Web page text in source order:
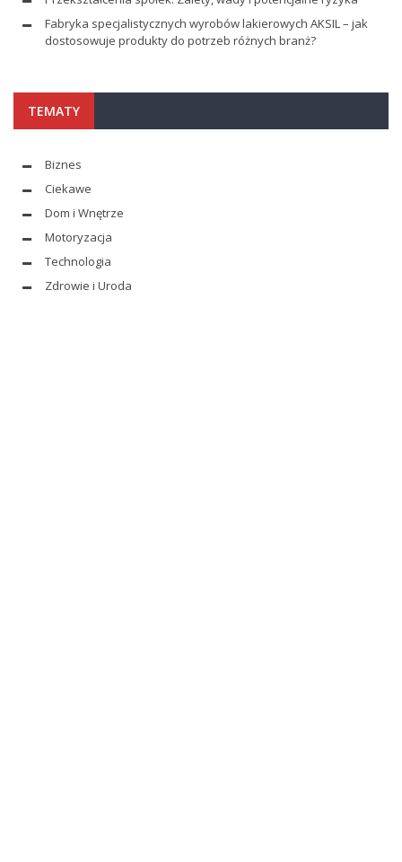
Fabryka specjalistycznych wyrobów lakierowych AKSIL – jak
dostosowuje produkty do potrzeb różnych branż?
TEMATY
Biznes
Ciekawe
Dom i Wnętrze
Motoryzacja
Technologia
Zdrowie i Uroda